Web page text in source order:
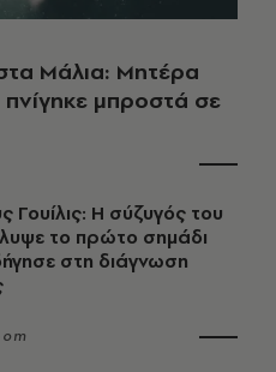
Μάλια: Μητέρα
μπροστά σε
Γουίλις: Η σύζυγός του
το πρώτο σημάδι
στη διάγνωση